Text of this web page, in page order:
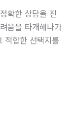
확한 상담을 진
움을 타개해나가
적합한 선택지를